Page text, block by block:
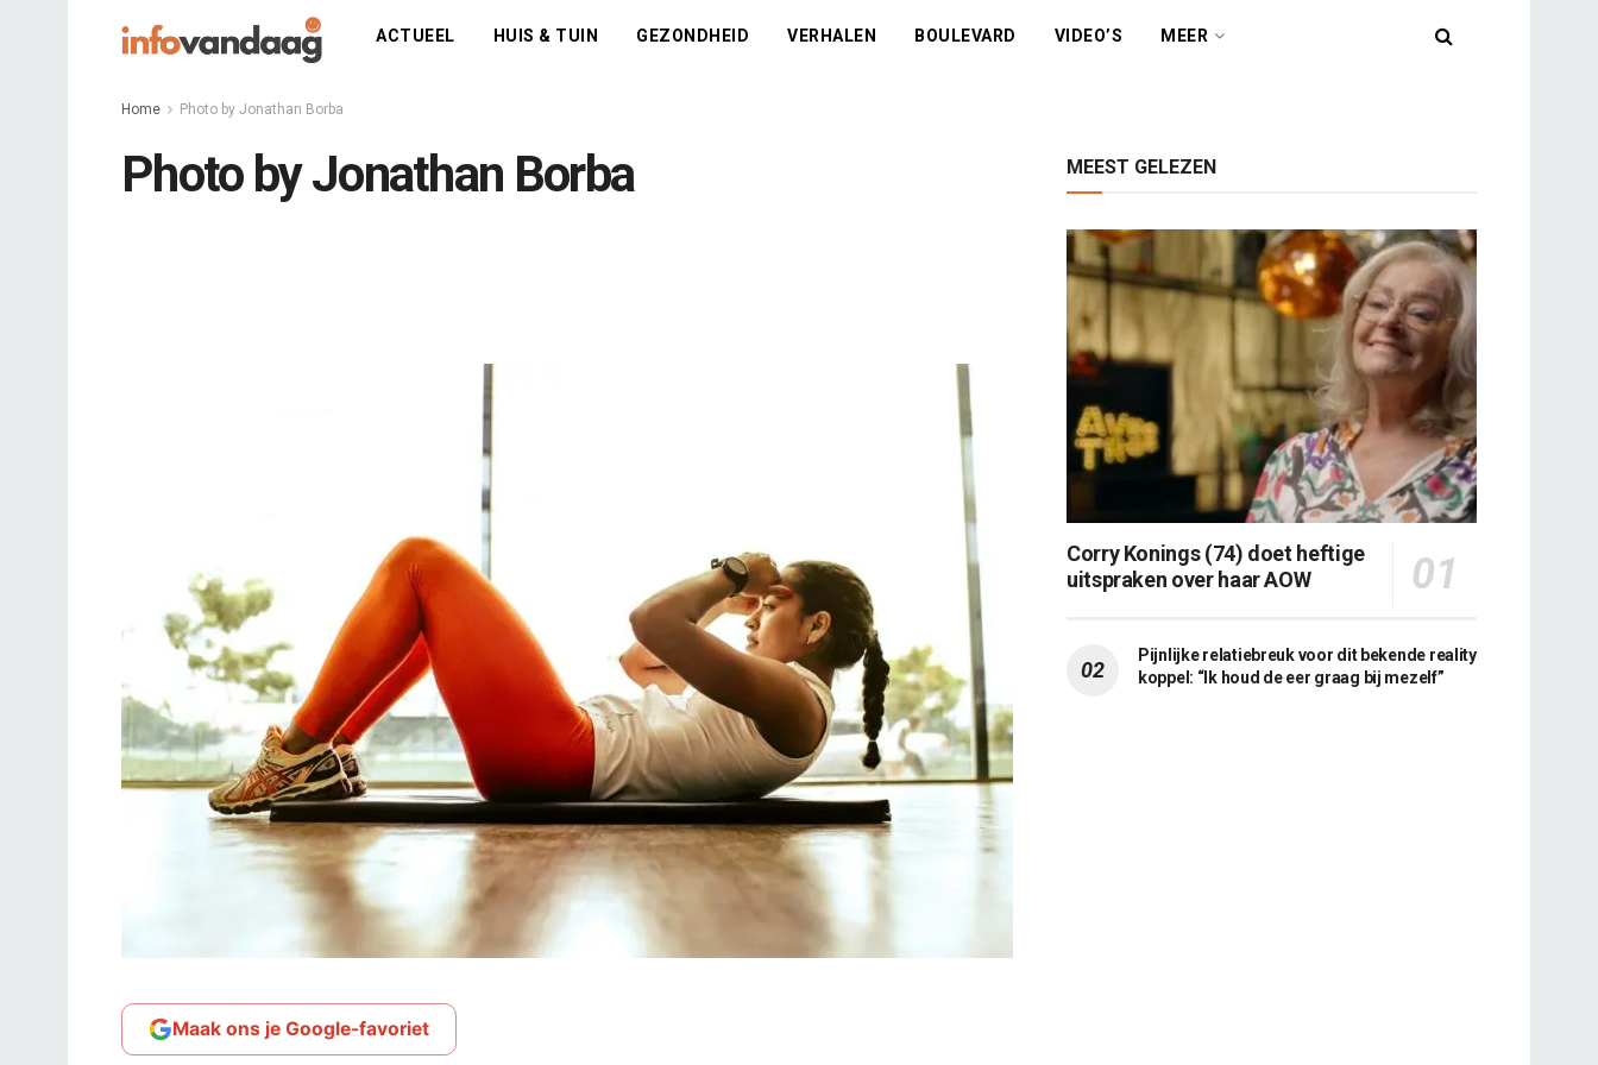
ACTUEEL HUIS & TUIN GEZONDHEID VERHALEN BOULEVARD VIDEO’S MEER
Home Photo by Jonathan Borba
Photo by Jonathan Borba
Maak ons je Google-favoriet
MEEST GELEZEN
Corry Konings (74) doet heftige
uitspraken over haar AOW
Pijnlijke relatiebreuk voor dit bekende reality
koppel: “Ik houd de eer graag bij mezelf”